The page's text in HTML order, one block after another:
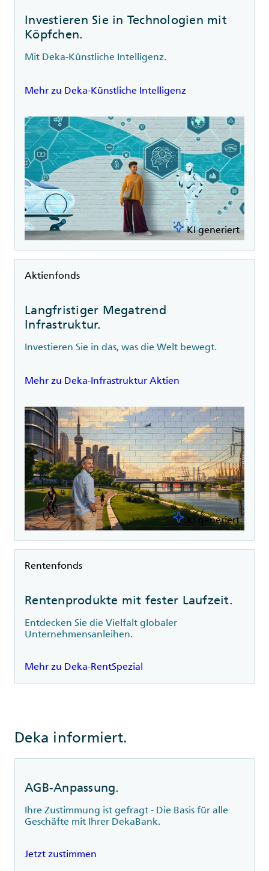
Investieren Sie in Technologien mit
Köpfchen.
Mit Deka-Künstliche Intelligenz.
Mehr zu Deka-Künstliche Intelligenz
KI generiert
Rubrik
Aktienfonds
Langfristiger Megatrend
Infrastruktur.
Investieren Sie in das, was die Welt bewegt.
Mehr zu Deka-Infrastruktur Aktien
KI generiert
Rubrik
Rentenfonds
Rentenprodukte mit fester Laufzeit.
Entdecken Sie die Vielfalt globaler
Unternehmensanleihen.
Mehr zu Deka-RentSpezial
Deka informiert.
AGB-Anpassung.
Ihre Zustimmung ist gefragt - Die Basis für alle
Geschäfte mit Ihrer DekaBank.
Jetzt zustimmen